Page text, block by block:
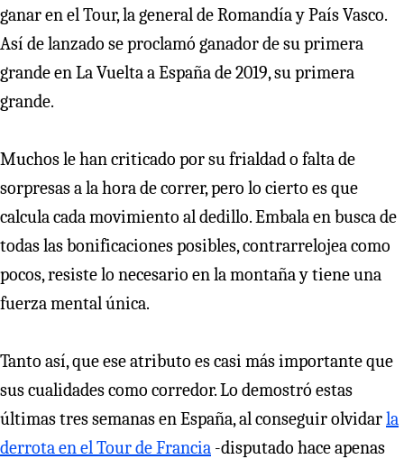
ganar en el Tour, la general de Romandía y País Vasco.
Así de lanzado se proclamó ganador de su primera
grande en La Vuelta a España de 2019, su primera
grande.
Muchos le han criticado por su frialdad o falta de
sorpresas a la hora de correr, pero lo cierto es que
calcula cada movimiento al dedillo. Embala en busca de
todas las bonificaciones posibles, contrarrelojea como
pocos, resiste lo necesario en la montaña y tiene una
fuerza mental única.
Tanto así, que ese atributo es casi más importante que
sus cualidades como corredor. Lo demostró estas
últimas tres semanas en España, al conseguir olvidarla
derrota en el Tour de Francia -disputado hace apenas